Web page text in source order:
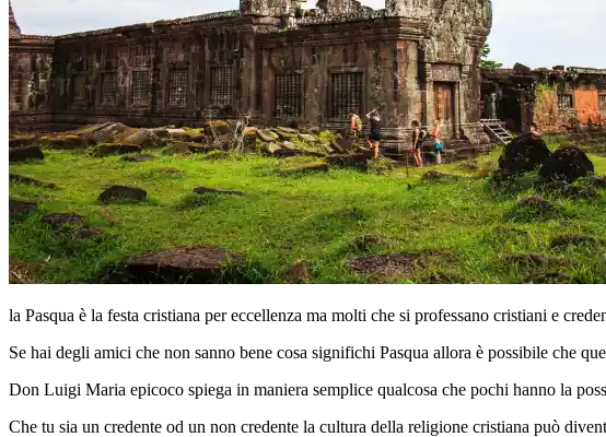
la Pasqua è la festa cristiana per eccellenza ma molti che si professano cristiani e
Se hai degli amici che non sanno bene cosa significhi Pasqua allora è possibile che
Don Luigi Maria epicoco spiega in maniera semplice qualcosa che pochi hanno la
Che tu sia un credente od un non credente la cultura della religione cristiana può